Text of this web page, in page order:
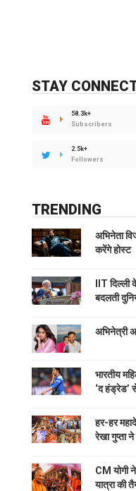
STAY
58.3k+
Subscribers
2.5k+
Followers
TRENDING
अभिनेता
करेंगे होस्ट
IIT दिल्ली
बदलती
अभिनेत्री
भारतीय
‘द हंड्रेड’
हर-हर
रेखा गुप्ता ने
CM योगी
यात्रा की